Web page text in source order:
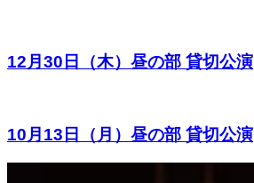
12月30日（木）昼の部 貸切公演
10月13日（月）昼の部 貸切公演